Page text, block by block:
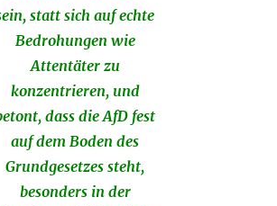
statt sich auf echte
Bedrohungen wie
Attentäter zu
konzentrieren, und
dass die AfD fest
auf dem Boden des
Grundgesetzes steht,
besonders in der